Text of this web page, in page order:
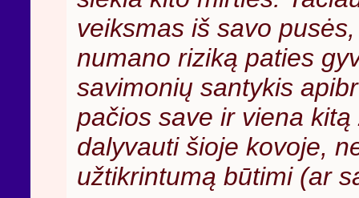
veiksmas iš savo
numano riziką paties
savimonių santykis
pačios save ir viena
dalyvauti šioje kovoje,
užtikrintumą būtimi (ar